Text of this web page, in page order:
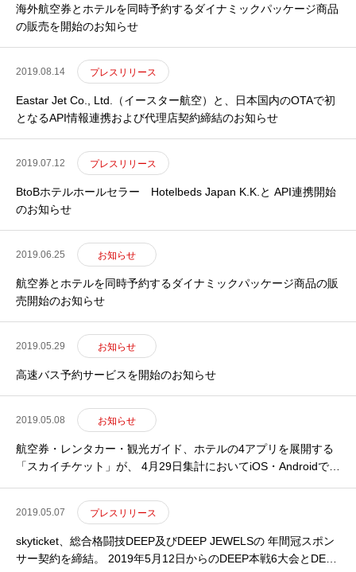
海外航空券とホテルを同時予約するダイナミックパッケージ商品
の販売を開始のお知らせ
2019.08.14 プレスリリース
Eastar Jet Co., Ltd.（イースター航空）と、日本国内のOTAで初
となるAPI情報連携および代理店契約締結のお知らせ
2019.07.12 プレスリリース
BtoBホテルホールセラー Hotelbeds Japan K.K.と API連携開始
のお知らせ
2019.06.25 お知らせ
航空券とホテルを同時予約するダイナミックパッケージ商品の販
売開始のお知らせ
2019.05.29 お知らせ
高速バス予約サービスを開始のお知らせ
2019.05.08 お知らせ
航空券・レンタカー・観光ガイド、ホテルの4アプリを展開する
「スカイチケット」が、 4月29日集計においてiOS・Androidで通
2019.05.07 プレスリリース
skyticket、総合格闘技DEEP及びDEEP JEWELSの 年間冠スポン
サー契約を締結。 2019年5月12日からのDEEP本戦6大会とDEEP